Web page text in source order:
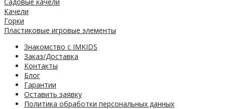
Качели
Горки
Пластиковые игровые элементы
Знакомство с IMKIDS
Заказ/Доставка
Контакты
Блог
Гарантии
Оставить заявку
Политика обработки персональных данных